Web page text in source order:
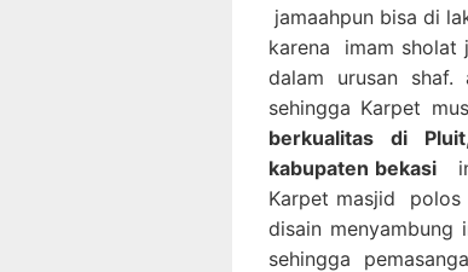
jamaahpun bisa di
karena imam sholat
dalam urusan
sehingga Karpet
berkualitas di
kabupaten bekasiini
Karpet masjid polos
disain menyambung
sehingga